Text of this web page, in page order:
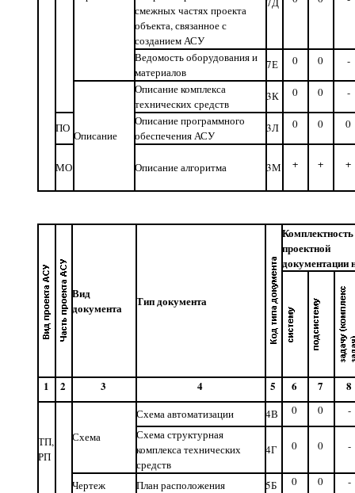
смежных частях проекта
объекта, связанное с
созданием АСУ
Ведомость оборудования и
материалов
7Е 0 0 -
Описание
Описание комплекса
технических средств
3К 0 0 -
ПО
Описание программного
обеспечения АСУ
3Л 0 0 0
МО Описание алгоритма 3М + + +
Вид
документа
Тип документа
Комплектность
проектной
документации
1 2 3 4 5 6 7 8
ТП,
РП
Схема
Схема автоматизации 4В 0 0
-
Схема структурная
комплекса технических
средств
4Г 0 0 -
Чертеж План расположения 5Б 0 0 -